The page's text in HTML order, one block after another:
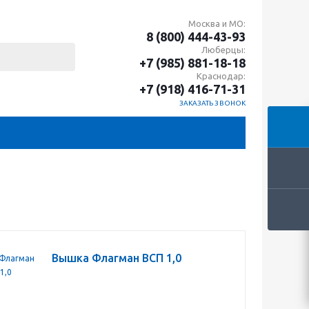
Москва и МО:
8 (800) 444-43-93
Люберцы:
+7 (985) 881-18-18
Краснодар:
+7 (918) 416-71-31
ЗАКАЗАТЬ ЗВОНОК
Вышка Флагман ВСП 1,0